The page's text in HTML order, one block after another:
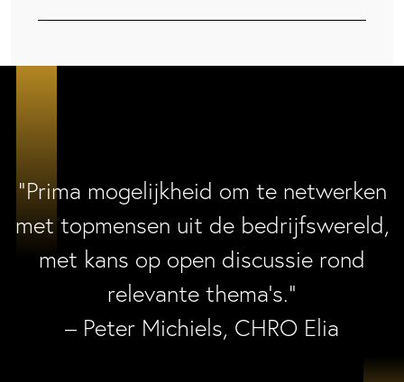
“Prima mogelijkheid om te netwerken
met topmensen uit de bedrijfswereld,
met kans op open discussie rond
relevante thema’s.”
– Peter Michiels, CHRO Elia